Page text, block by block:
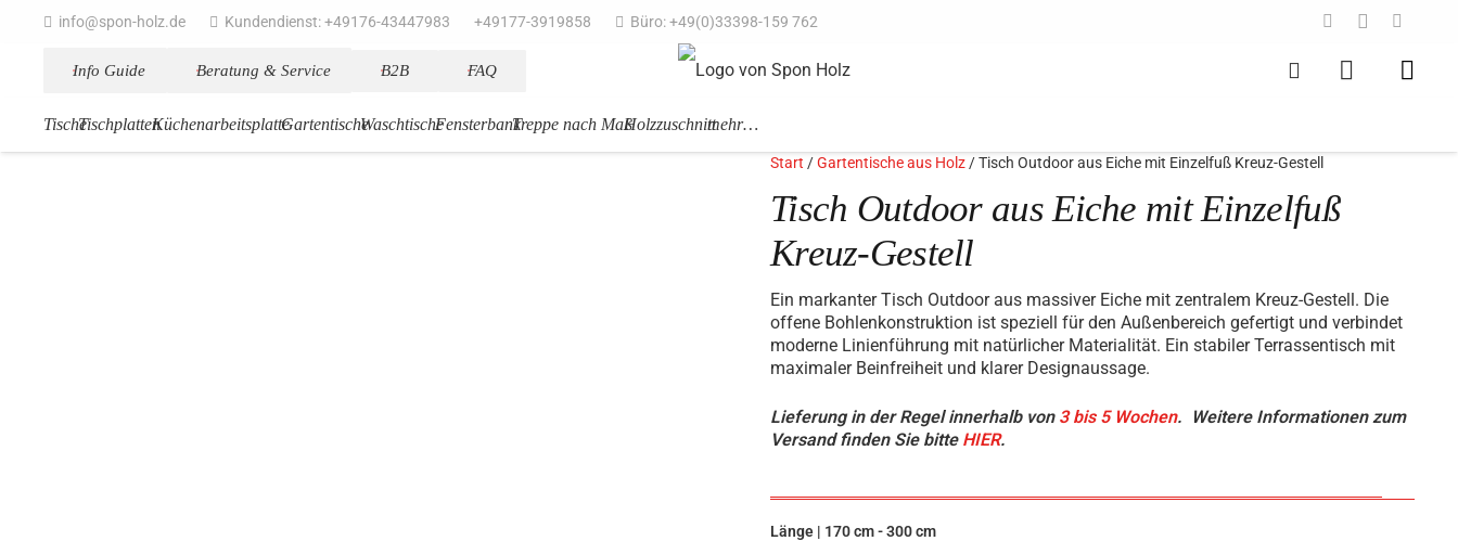
info@spon-holz.de Kundendienst: +49176-43447983 +49177-3919858 Büro: +49(0)33398-159 762
Info Guide Beratung & Service B2B FAQ
TischeTischplattenKüchenarbeitsplatteGartentischeWaschtischeFensterbankTreppe nach MaßHolzzuschnittmehr…
Start /Gartentische aus Holz/ Tisch Outdoor aus Eiche mit Einzelfuß Kreuz-Gestell
Tisch Outdoor aus Eiche mit Einzelfuß
Kreuz-Gestell
Ein markanter Tisch Outdoor aus massiver Eiche mit zentralem Kreuz-Gestell. Die
offene Bohlenkonstruktion ist speziell für den Außenbereich gefertigt und verbindet
moderne Linienführung mit natürlicher Materialität. Ein stabiler Terrassentisch mit
maximaler Beinfreiheit und klarer Designaussage.
Lieferung in der Regel innerhalb von 3 bis 5 Wochen.
Weitere Informationen zum
Versand finden Sie bitte HIER.
Länge | 170 cm - 300 cm